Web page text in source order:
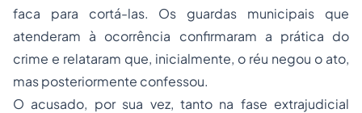
faca para cortá-las. Os guardas municipais que
atenderam à ocorrência confirmaram a prática do
crime e relataram que, inicialmente, o réu negou o ato,
mas posteriormente confessou.
O acusado, por sua vez, tanto na fase extrajudicial